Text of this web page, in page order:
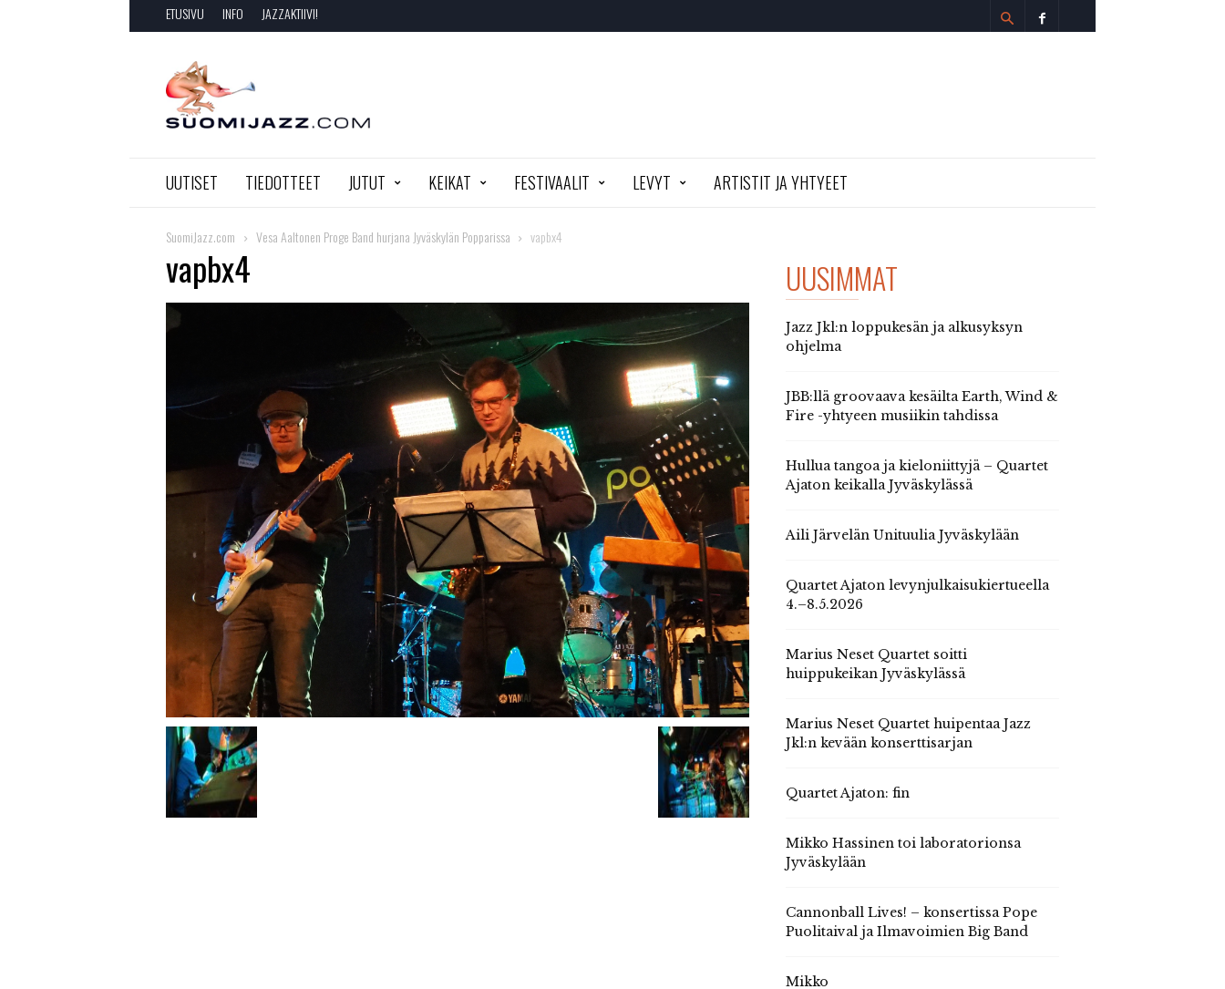
ETUSIVU INFO JAZZAKTIIVI!
SuomiJazz.com
UUTISET TIEDOTTEET JUTUT KEIKAT FESTIVAALIT LEVYT ARTISTIT JA YHTYEET
SuomiJazz.com Vesa Aaltonen Proge Band hurjana Jyväskylän Popparissa vapbx4
vapbx4 UUSIMMAT
Jazz Jkl:n loppukesän ja alkusyksyn
ohjelma
JBB:llä groovaava kesäilta Earth, Wind &
Fire -yhtyeen musiikin tahdissa
Hullua tangoa ja kieloniittyjä – Quartet
Ajaton keikalla Jyväskylässä
Aili Järvelän Unituulia Jyväskylään
Quartet Ajaton levynjulkaisukiertueella
4.–8.5.2026
Marius Neset Quartet soitti
huippukeikan Jyväskylässä
Marius Neset Quartet huipentaa Jazz
Jkl:n kevään konserttisarjan
Quartet Ajaton: fin
Mikko Hassinen toi laboratorionsa
Jyväskylään
Cannonball Lives! – konsertissa Pope
Puolitaival ja Ilmavoimien Big Band
Mikko